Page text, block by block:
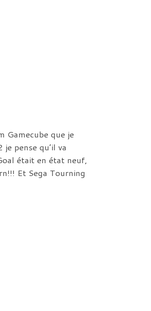
Gamecube que je
pense qu’il va
était en état neuf,
Et Sega Tourning